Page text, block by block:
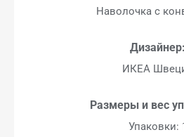
Наволочка с
Дизайнер:
ИКЕА
Размеры и вес
Упаковки: